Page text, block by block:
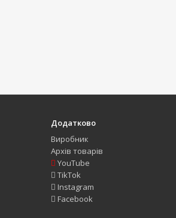
Додатково
Виробник
Архів товарів
YouTube
TikTok
Instagram
Facebook